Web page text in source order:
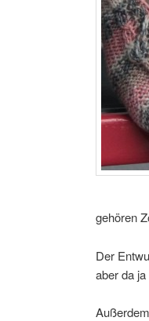
gehören
Der
aber da